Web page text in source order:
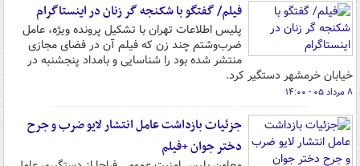
فیلم/ گفتگو با شکنجه گر زنان در اینستاگرام
پلیس اطلاعات تهران با تشکیل پرونده ویژه، عامل
ضرب‌وشتم چند زن که فیلم آن در فضای مجازی
منتشر شده بود را شناسایی و بامداد پنجشنبه در
خیابان خرمشهر دستگیر کرد.
۸ مرداد ۰۵ - ۱۴:۰۰
جزئیات بازداشت عامل انتشار لایو ضرب و جرح
دختر جوان +فیلم